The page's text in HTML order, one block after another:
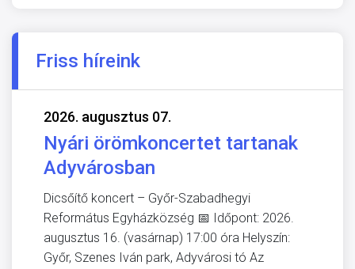
Friss híreink
2026. augusztus 07.
Nyári örömkoncertet tartanak
Adyvárosban
Dicsőítő koncert – Győr-Szabadhegyi
Református Egyházközség 📅 Időpont: 2026.
augusztus 16. (vasárnap) 17:00 óra Helyszín:
Győr, Szenes Iván park, Adyvárosi tó Az